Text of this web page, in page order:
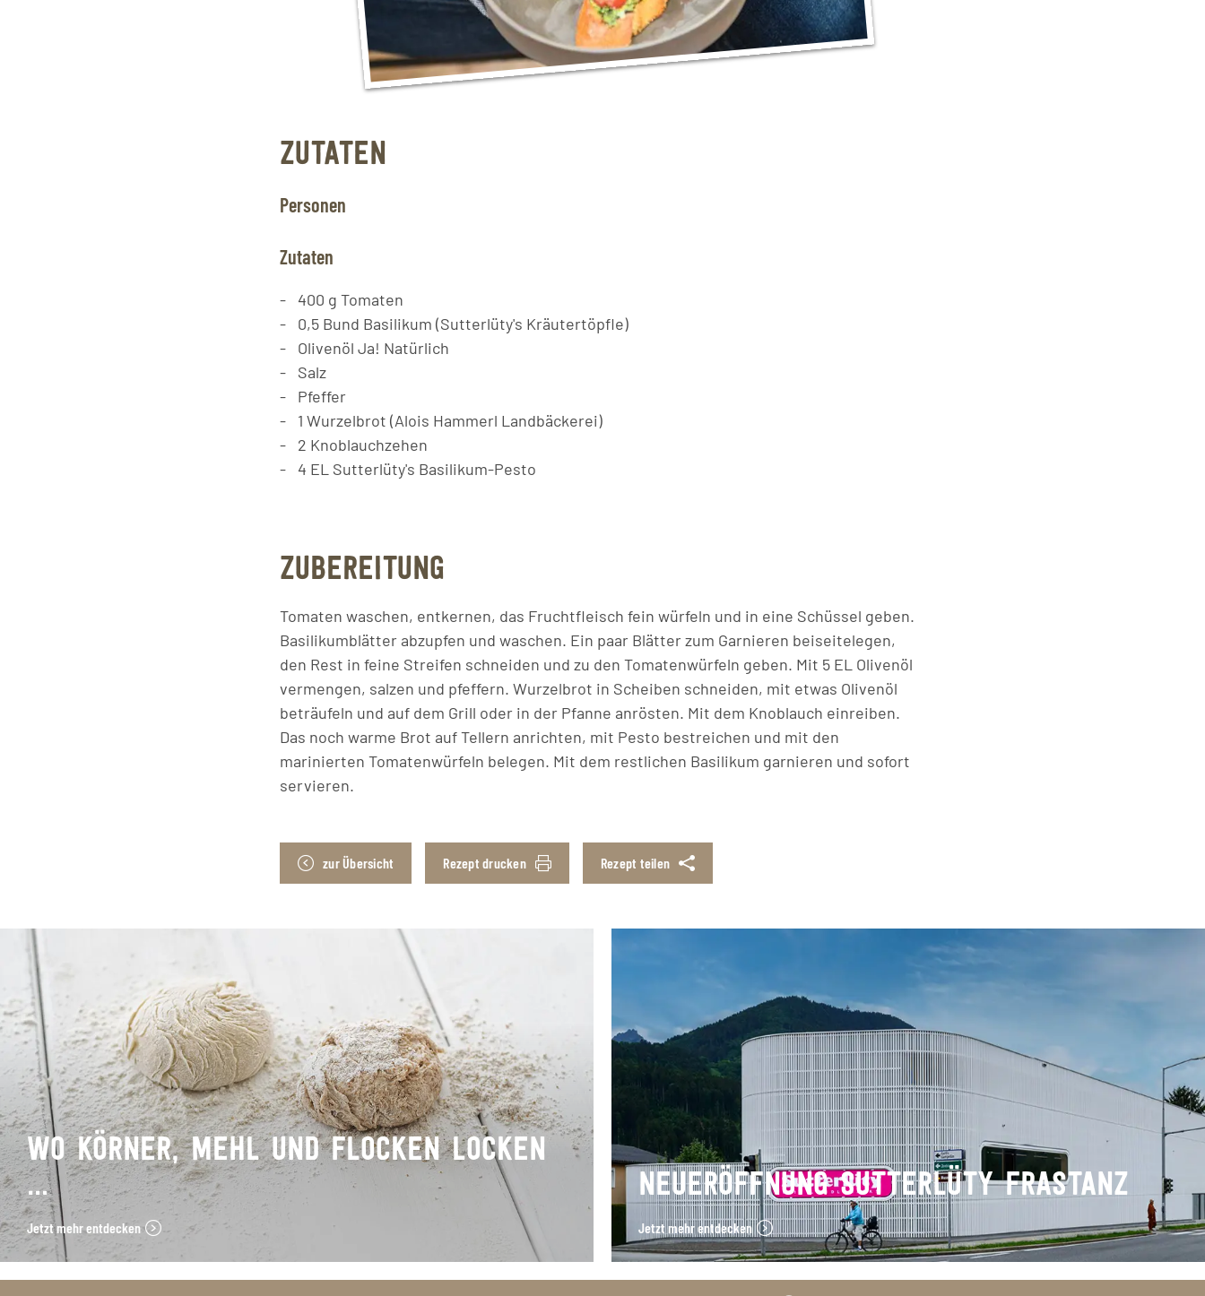
ZUTATEN
Personen
Zutaten
400 g Tomaten
0,5 Bund Basilikum (Sutterlüty's Kräutertöpfle)
Olivenöl Ja! Natürlich
Salz
Pfeffer
1 Wurzelbrot (Alois Hammerl Landbäckerei)
2 Knoblauchzehen
4 EL Sutterlüty's Basilikum-Pesto
ZUBEREITUNG
Tomaten waschen, entkernen, das Fruchtfleisch fein würfeln und in eine Schüssel geben.
Basilikumblätter abzupfen und waschen. Ein paar Blätter zum Garnieren beiseitelegen,
den Rest in feine Streifen schneiden und zu den Tomatenwürfeln geben. Mit 5 EL Olivenöl
vermengen, salzen und pfeffern. Wurzelbrot in Scheiben schneiden, mit etwas Olivenöl
beträufeln und auf dem Grill oder in der Pfanne anrösten. Mit dem Knoblauch einreiben.
Das noch warme Brot auf Tellern anrichten, mit Pesto bestreichen und mit den
marinierten Tomatenwürfeln belegen. Mit dem restlichen Basilikum garnieren und sofort
servieren.
zur Übersicht Rezept drucken Rezept teilen
WO KÖRNER, MEHL UND FLOCKEN LOCKEN
…
Jetzt mehr entdecken
NEUERÖFFNUNG SUTTERLÜTY FRASTANZ
Jetzt mehr entdecken